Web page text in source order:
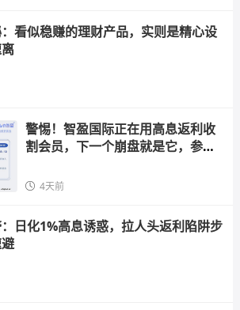
看似稳赚的理财产品，实则是精心设
警惕！智盈国际正在用高息返利收
割会员，下一个崩盘就是它，参与
4天前
日化1%高息诱惑，拉人头返利陷阱步